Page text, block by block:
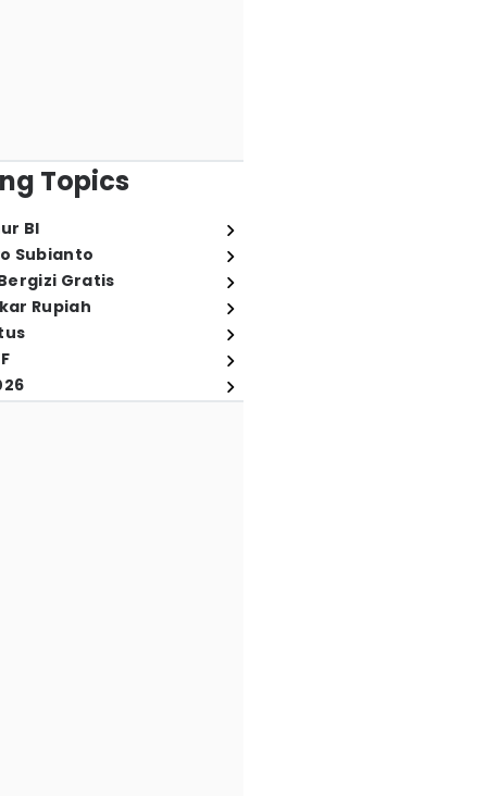
Topics
BI
Subianto
Gratis
Rupiah